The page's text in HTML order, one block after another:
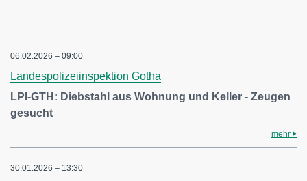
06.02.2026 – 09:00
Landespolizeiinspektion Gotha
LPI-GTH: Diebstahl aus Wohnung und Keller - Zeugen
gesucht
mehr
30.01.2026 – 13:30